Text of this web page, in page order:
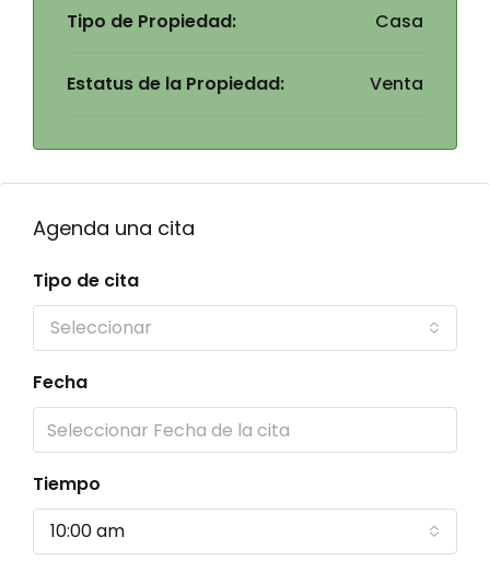
Tipo de Propiedad: Casa
Estatus de la Propiedad: Venta
Agenda una cita
Tipo de cita
Seleccionar
Fecha
Tiempo
10:00 am